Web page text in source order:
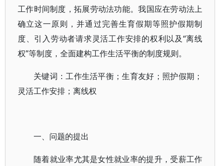
工作时间制度，拓展劳动法功能。我国应在劳动法上
确立这一原则，并通过完善生育假期等照护假期制
度、引入劳动者请求灵活工作安排的权利以及“离线
权”等制度，全面建构工作生活平衡的制度规则。
关键词：工作生活平衡；生育友好；照护假期；
灵活工作安排；离线权
一、问题的提出
随着就业率尤其是女性就业率的提升，受薪工作